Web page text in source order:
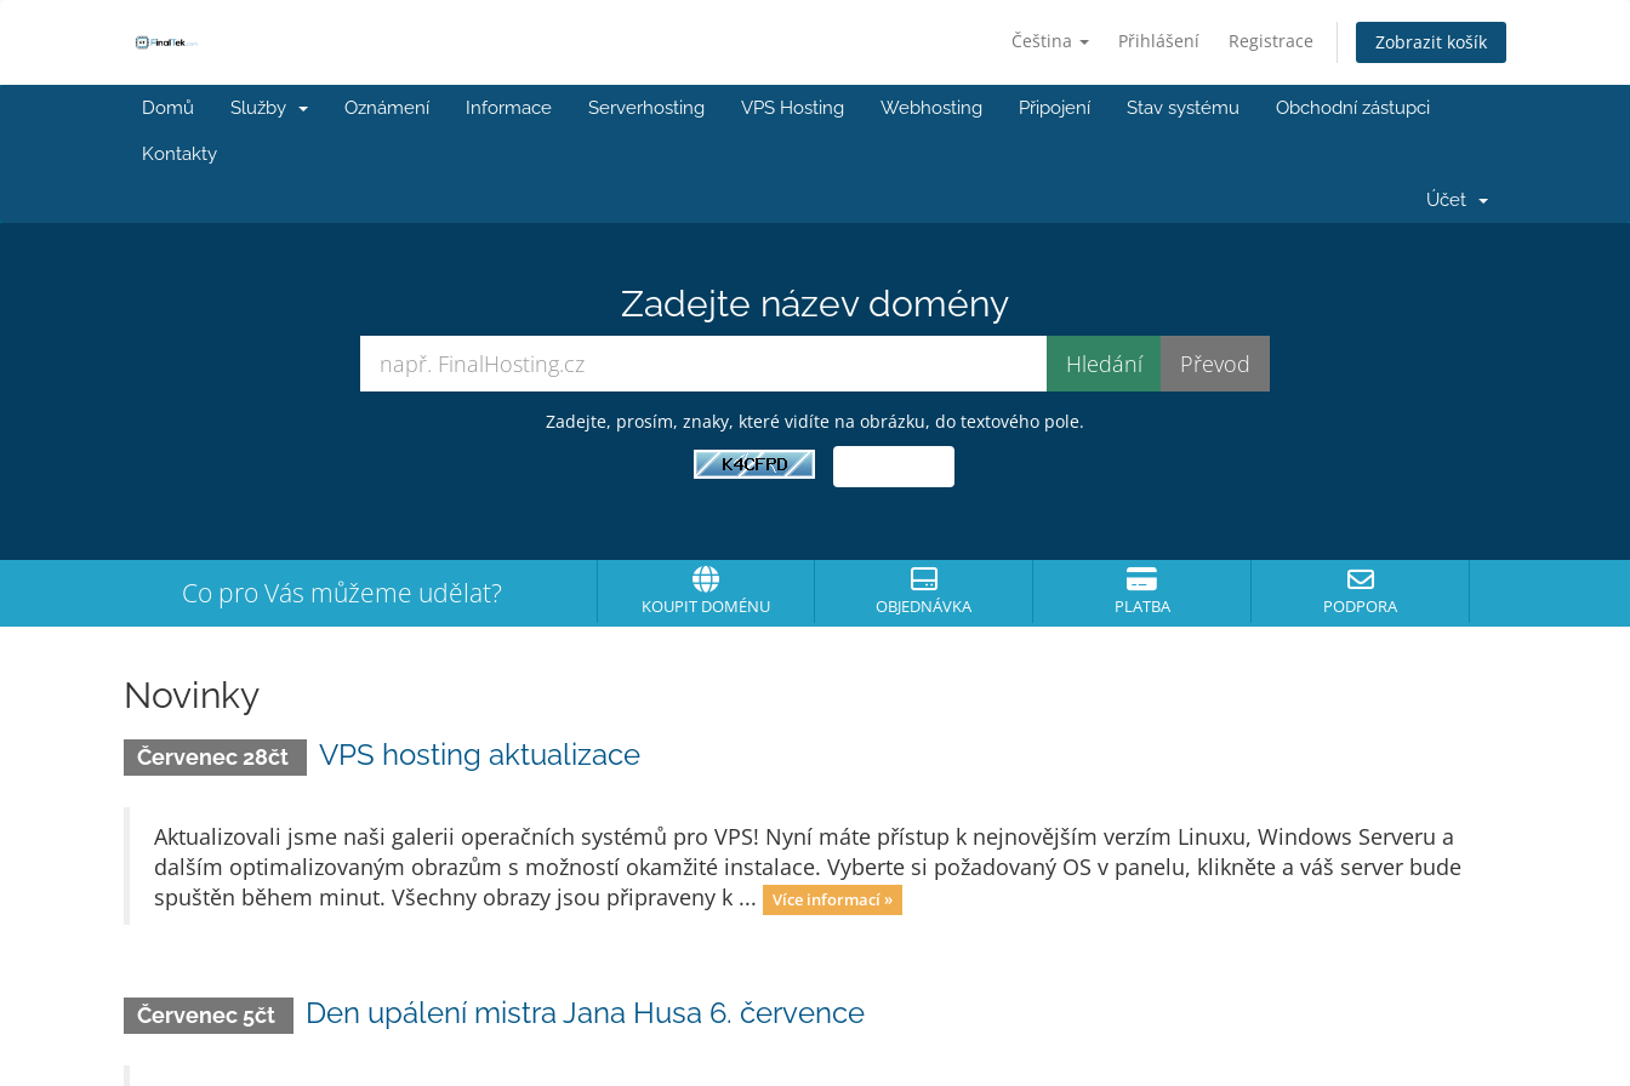
Čeština Přihlášení Registrace Zobrazit košík
Domů Služby Oznámení Informace Serverhosting VPS Hosting Webhosting Připojení Stav systému Obchodní zástupci
Kontakty
Účet
Zadejte název domény
Zadejte, prosím, znaky, které vidíte na obrázku, do textového pole.
Co pro Vás můžeme udělat? KOUPIT DOMÉNU OBJEDNÁVKA PLATBA PODPORA
Novinky
Červenec 28čt VPS hosting aktualizace
Aktualizovali jsme naši galerii operačních systémů pro VPS! Nyní máte přístup k nejnovějším verzím Linuxu, Windows Serveru a
dalším optimalizovaným obr­azům s možností okamžité instalace. Vyberte si požadovaný OS v panelu, klikněte a váš server bude
spuštěn během minut. Všechny obrazy jsou připraveny k ...
Více informací »
Červenec 5čt Den upálení mistra Jana Husa 6. července